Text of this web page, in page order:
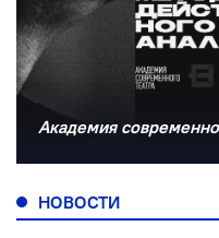
Академия
НОВОСТИ